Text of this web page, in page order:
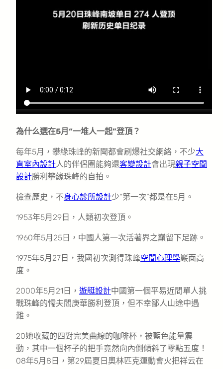
為什么選在5月“一堆人一起”登頂？
每年5月，攀緣珠峰的新聞都會刷爆社交網絡，不少大
直室內設計人的伴侶圈能夠還客變設計會出現親子空間
設計勝利攀緣珠峰的自拍。
檢查歷史，不身心診所設計少“第一次”都是在5月。
1953年5月29日，人類初次登頂。
1960年5月25日，中國人第一次活著界之巔留下足跡。
1975年5月27日，我國初次測得珠峰空間心理學巖面高
度。
2000年5月21日， 遊艇設計中國第一個平易近間單人挑
戰珠峰的懦夫閻庚華勝利登頂，但不幸鄙人山途中遇
難。
20她收藏的四對完美曲線的咖啡杯，被藍色能量震
動，其中一個杯子的把手竟然向內側傾斜了零點五度！
08年5月8日，第29屆夏日奧林匹克運動會火把祥云在